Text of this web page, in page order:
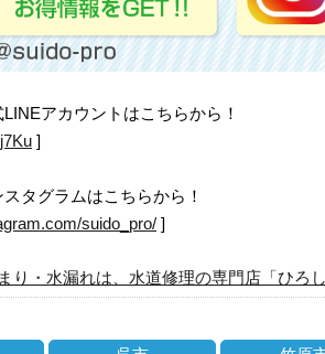
アカウントはこちらから！
]
タグラムはこちらから！
suido_pro/ ]
り・水漏れは、水道修理の専門店「ひろ